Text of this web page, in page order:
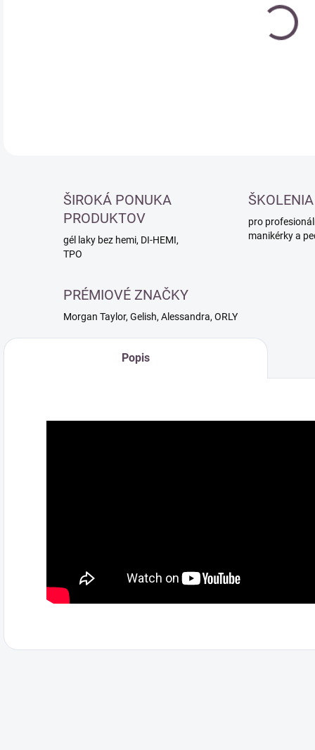
ŠIROKÁ PONUKA
PRODUKTOV
gél laky bez hemi, DI-HEMI,
TPO
ŠKOLENIA
pro
manikérky a
PRÉMIOVÉ ZNAČKY
Morgan Taylor, Gelish, Alessandra, ORLY
Popis